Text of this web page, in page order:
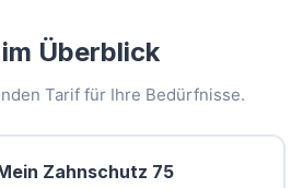
Überblick
Tarif für Ihre Bedürfnisse.
Zahnschutz 75